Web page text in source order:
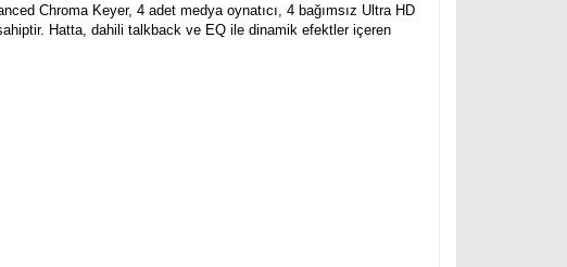
Chroma Keyer, 4 adet medya oynatıcı, 4 bağımsız Ultra HD
Hatta, dahili talkback ve EQ ile dinamik efektler içeren